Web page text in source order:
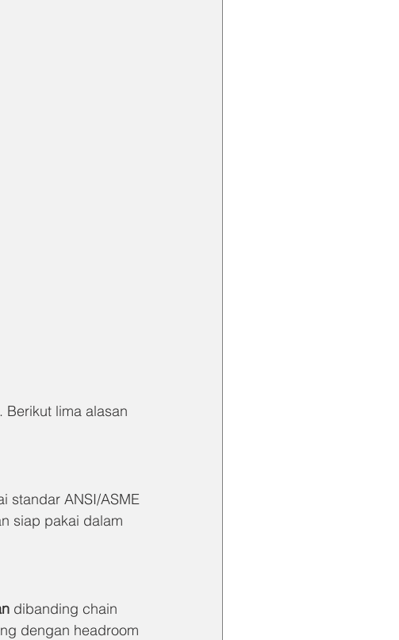
lima alasan
standar ANSI/ASME
siap pakai dalam
dibanding chain
dengan headroom